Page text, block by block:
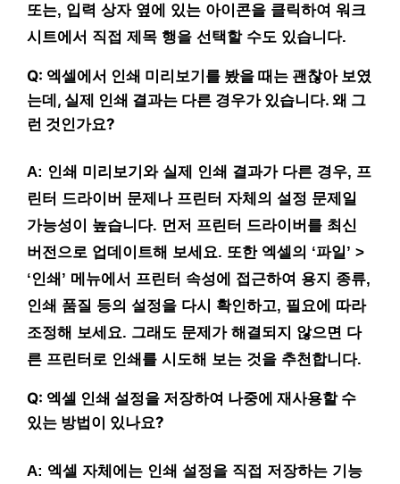
또는, 입력 상자 옆에 있는 아이콘을 클릭하여 워크
시트에서 직접 제목 행을 선택할 수도 있습니다.
Q: 엑셀에서 인쇄 미리보기를 봤을 때는 괜찮아 보였
는데, 실제 인쇄 결과는 다른 경우가 있습니다. 왜 그
런 것인가요?
A: 인쇄 미리보기와 실제 인쇄 결과가 다른 경우, 프
린터 드라이버 문제나 프린터 자체의 설정 문제일
가능성이 높습니다. 먼저 프린터 드라이버를 최신
버전으로 업데이트해 보세요. 또한 엑셀의 ‘파일’ >
‘인쇄’ 메뉴에서 프린터 속성에 접근하여 용지 종류,
인쇄 품질 등의 설정을 다시 확인하고, 필요에 따라
조정해 보세요. 그래도 문제가 해결되지 않으면 다
른 프린터로 인쇄를 시도해 보는 것을 추천합니다.
Q: 엑셀 인쇄 설정을 저장하여 나중에 재사용할 수
있는 방법이 있나요?
A: 엑셀 자체에는 인쇄 설정을 직접 저장하는 기능